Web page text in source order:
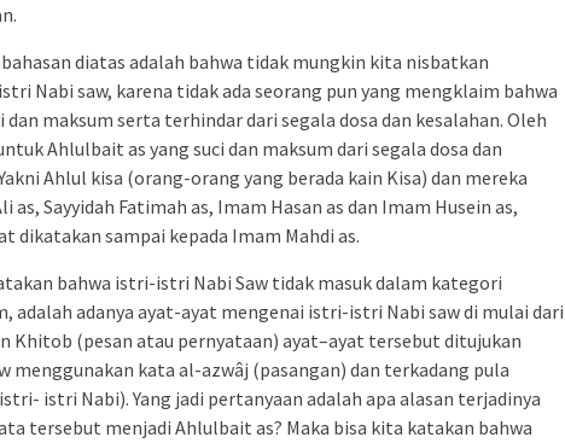
diatas adalah bahwa tidak mungkin kita nisbatkan
Nabi saw, karena tidak ada seorang pun yang mengklaim bahwa
maksum serta terhindar dari segala dosa dan kesalahan. Oleh
Ahlulbait as yang suci dan maksum dari segala dosa dan
Ahlul kisa (orang-orang yang berada kain Kisa) dan mereka
as, Sayyidah Fatimah as, Imam Hasan as dan Imam Husein as,
dikatakan sampai kepada Imam Mahdi as.
bahwa istri-istri Nabi Saw tidak masuk dalam kategori
adalah adanya ayat-ayat mengenai istri-istri Nabi saw di mulai dari
Khitob (pesan atau pernyataan) ayat–ayat tersebut ditujukan
menggunakan kata al-azwâj (pasangan) dan terkadang pula
istri Nabi). Yang jadi pertanyaan adalah apa alasan terjadinya
tersebut menjadi Ahlulbait as? Maka bisa kita katakan bahwa